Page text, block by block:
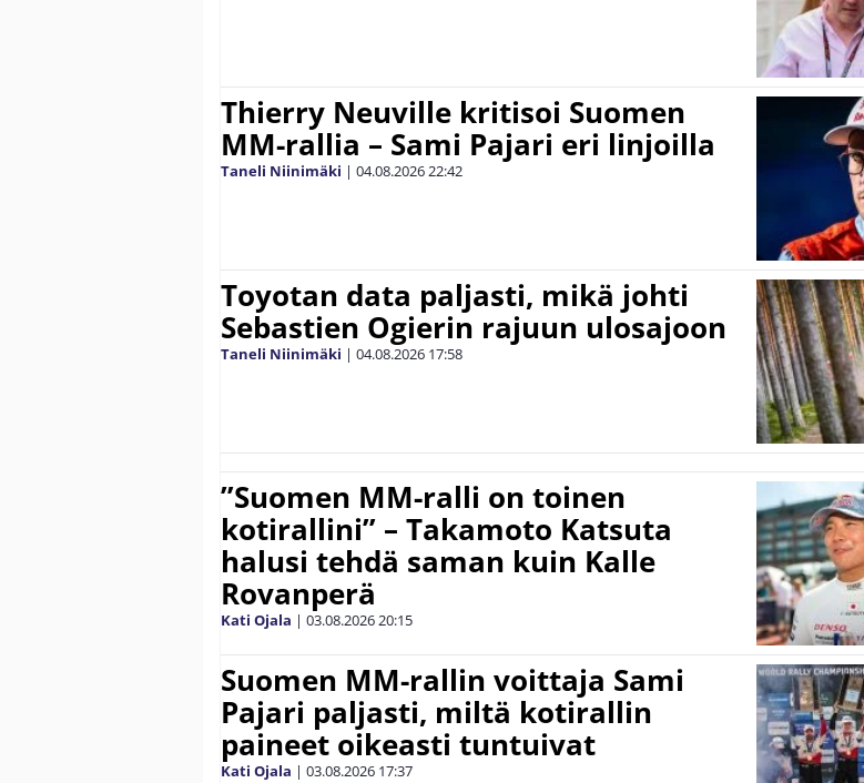
Thierry Neuville kritisoi Suomen
MM-rallia – Sami Pajari eri linjoilla
Taneli Niinimäki | 04.08.202622:42
Toyotan data paljasti, mikä johti
Sebastien Ogierin rajuun ulosajoon
Taneli Niinimäki | 04.08.2026 17:58
”Suomen MM-ralli on toinen
kotirallini” – Takamoto Katsuta
halusi tehdä saman kuin Kalle
Rovanperä
Kati Ojala | 03.08.202620:15
Suomen MM-rallin voittaja Sami
Pajari paljasti, miltä kotirallin
paineet oikeasti tuntuivat
Kati Ojala | 03.08.2026 17:37